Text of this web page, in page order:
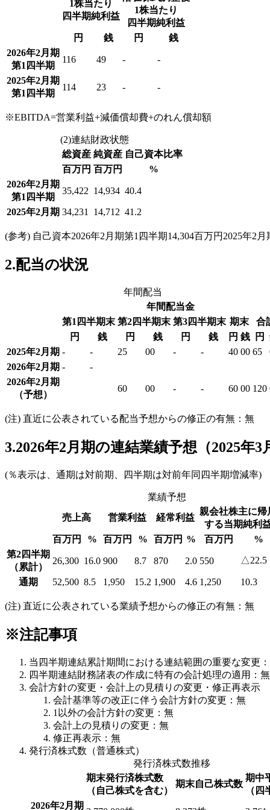
1株当たり
四半期純利益
1株当たり
四半期純利益
円
銭 円
銭
2026年2月期
第1四半期
116 49 - -
2025年2月期
第1四半期
114 23 - -
※EBITDA=営業利益+減価償却費+のれん償却額
(2)連結財政状態
総資産 純資産 自己資本比率
百万円 百万円
%
2026年2月期
第1四半期
35,422 14,934 40.4
2025年2月期 34,231 14,712 41.2
(参考) 自己資本2026年2月期第1四半期14,304百万円2025年2月
2.配当の状況
年間配当
年間配当金
第1四半期末 第2四半期末 第3四半期末 期末
合
円
銭 円 銭 円 銭 円 銭 円
2025年2月期 - - 25 00 - - 40 00 65
2026年2月期 -
-
2026年2月期
（予想）
60 00 - - 60 00 120
(注) 直近に公表されている配当予想からの修正の有無：無
3.2026年2月期の連結業績予想（2025年3
(％表示は、通期は対前期、四半期は対前年同四半期増減率)
業績予想
売上高
営業利益 経常利益
親会社株主に帰
する当期純利
百万円
% 百万円 % 百万円 % 百万円
%
第2四半期
（累計）
26,300 16.0 900 8.7 870 2.0 550 △22.5
通期 52,500 8.5 1,950 15.2 1,900 4.6 1,250 10.3
(注) 直近に公表されている業績予想からの修正の有無：無
※注記事項
当四半期連結累計期間における連結範囲の重要な変更
四半期連結財務諸表の作成に特有の会計処理の適用：無
会計方針の変更・会計上の見積りの変更・修正再表示
会計基準等の改正に伴う会計方針の変更：無
1以外の会計方針の変更：無
会計上の見積りの変更：無
修正再表示：無
発行済株式数（普通株式）
発行済株式数推移
期末発行済株式数
（自己株式を含む）
期末自己株式数
期中
（
2026年2月期